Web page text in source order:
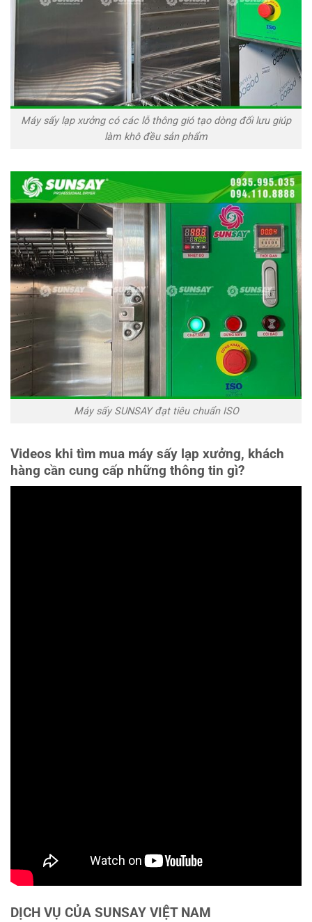
Máy sấy lạp xưởng có các lỗ thông gió tạo dòng đối lưu giúp
làm khô đều sản phẩm
Máy sấy SUNSAY đạt tiêu chuẩn ISO
Videos khi tìm mua máy sấy lạp xưởng, khách
hàng cần cung cấp những thông tin gì?
DỊCH VỤ CỦA SUNSAY VIỆT NAM